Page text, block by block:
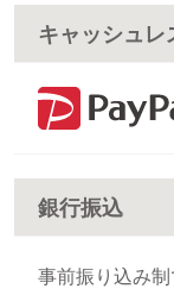
キャッシュレ
銀行振込
事前振り込み制